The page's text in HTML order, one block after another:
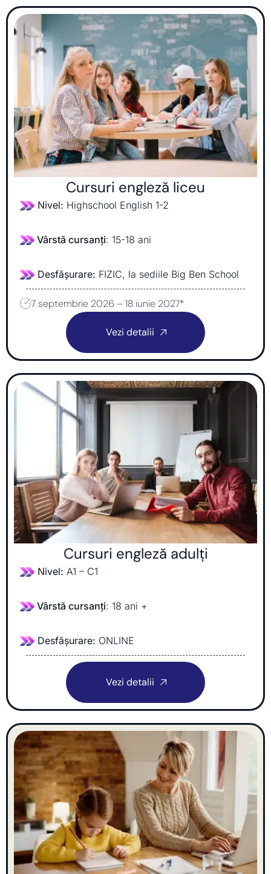
Cursuri engleză liceu
Nivel: Highschool English 1-2
Vârstă cursanți: 15-18 ani
Desfășurare: FIZIC, la sediile Big Ben School
7 septembrie 2026 – 18 iunie 2027*
Vezi detalii
Cursuri engleză adulți
Nivel: A1 – C1
Vârstă cursanți: 18 ani +
Desfășurare: ONLINE
Vezi detalii